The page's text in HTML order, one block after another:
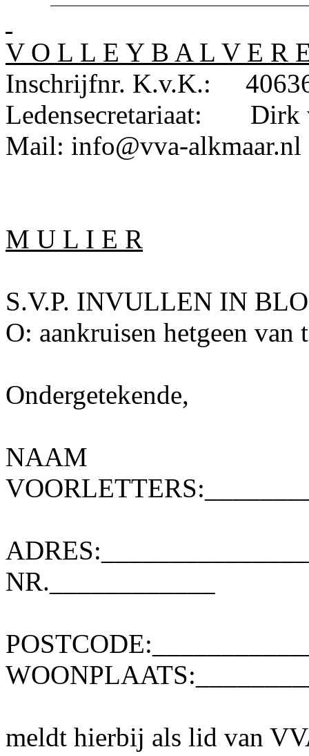
V O L L E Y B A L V E R
Inschrijfnr. K.v.K.:
Ledensecretariaat:
Dirk
Mail: info@vva-alkmaar.nl
M U L I E R
S.V.P. INVULLEN IN
O: aankruisen hetgeen van
Ondergetekende,
NR.____________
meldt hierbij als lid van